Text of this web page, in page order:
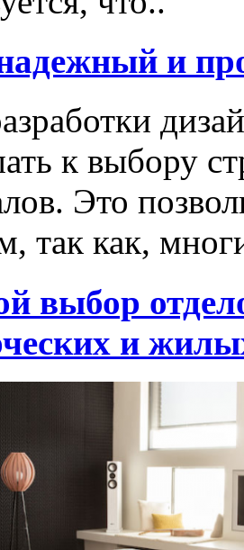
и
к выбору
Это
так как,
выбор
и